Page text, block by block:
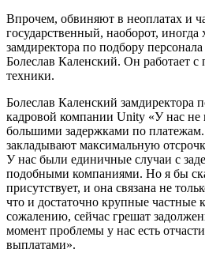
Впрочем, обвиняют в неоплатах и
государственный, наоборот, иногда
замдиректора по подбору
Болеслав Каленский. Он работает с
техники.
Болеслав Каленский замдиректора
кадровой компании Unity «У нас не
большими задержками по
закладывают максимальную
У нас были единичные случаи с
подобными компаниями. Но я бы
присутствует, и она связана не
что и достаточно крупные частные
сожалению, сейчас грешат
момент проблемы у нас есть
выплатами».